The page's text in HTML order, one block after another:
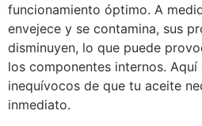
funcionamiento óptimo. A
envejece y se contamina, sus
disminuyen, lo que puede
los componentes internos.
inequívocos de que tu aceite
inmediato.